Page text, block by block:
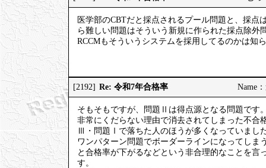
医学部のCBTだと採点されるプール問題と、採
ら難しい問題はそういう新規に作られた採点除外
RCCMもそういうシステムを採用してるのかは知
[2192] Re: 令和7年合格率 Name
そもそもですが、問題Ⅱは得点源となる問題です
非常にくだらない理由で消去されてしまった不
Ⅲ・問題Ⅰで落ちた人のほうが多くなっていまし
ワンパターン問題でボーダーラインになってし
と合格率が下がるなどという非合理的なことを
す。